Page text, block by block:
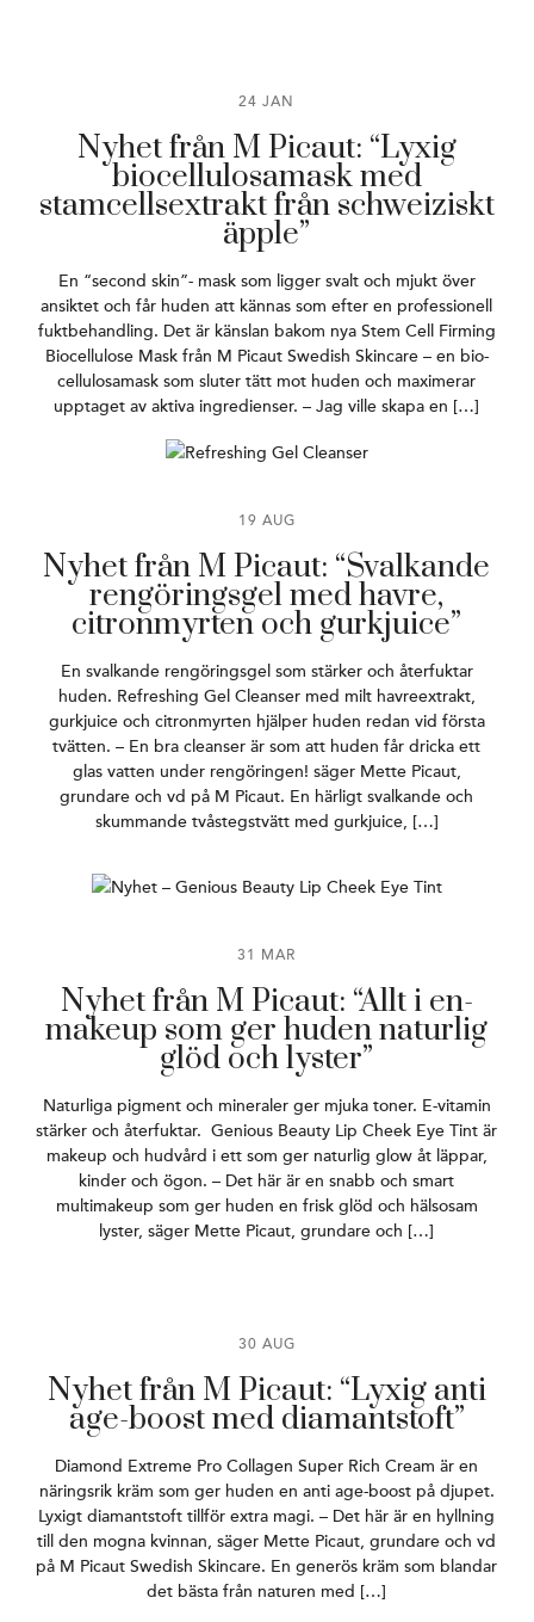
24 JAN
Nyhet från M Picaut: “Lyxig
biocellulosamask med
stamcellsextrakt från schweiziskt
äpple”
En “second skin”- mask som ligger svalt och mjukt över
ansiktet och får huden att kännas som efter en professionell
fuktbehandling. Det är känslan bakom nya Stem Cell Firming
Biocellulose Mask från M Picaut Swedish Skincare – en bio-
cellulosamask som sluter tätt mot huden och maximerar
upptaget av aktiva ingredienser. – Jag ville skapa en […]
19 AUG
Nyhet från M Picaut: “Svalkande
rengöringsgel med havre,
citronmyrten och gurkjuice”
En svalkande rengöringsgel som stärker och återfuktar
huden. Refreshing Gel Cleanser med milt havreextrakt,
gurkjuice och citronmyrten hjälper huden redan vid första
tvätten. – En bra cleanser är som att huden får dricka ett
glas vatten under rengöringen! säger Mette Picaut,
grundare och vd på M Picaut. En härligt svalkande och
skummande tvåstegstvätt med gurkjuice, […]
31 MAR
Nyhet från M Picaut: “Allt i en-
makeup som ger huden naturlig
glöd och lyster”
Naturliga pigment och mineraler ger mjuka toner. E-vitamin
stärker och återfuktar. Genious Beauty Lip Cheek Eye Tint är
makeup och hudvård i ett som ger naturlig glow åt läppar,
kinder och ögon. – Det här är en snabb och smart
multimakeup som ger huden en frisk glöd och hälsosam
lyster, säger Mette Picaut, grundare och […]
30 AUG
Nyhet från M Picaut: “Lyxig anti
age-boost med diamantstoft”
Diamond Extreme Pro Collagen Super Rich Cream är en
näringsrik kräm som ger huden en anti age-boost på djupet.
Lyxigt diamantstoft tillför extra magi. – Det här är en hyllning
till den mogna kvinnan, säger Mette Picaut, grundare och vd
på M Picaut Swedish Skincare. En generös kräm som blandar
det bästa från naturen med […]